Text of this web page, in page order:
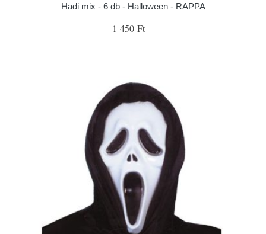
Hadi mix - 6 db - Halloween - RAPPA
1 450 Ft